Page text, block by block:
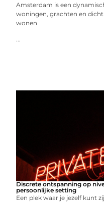
Amsterdam is een
woningen, grachten en
wonen
...
Discrete ontspanning op
persoonlijke setting
Een plek waar je jezelf kunt